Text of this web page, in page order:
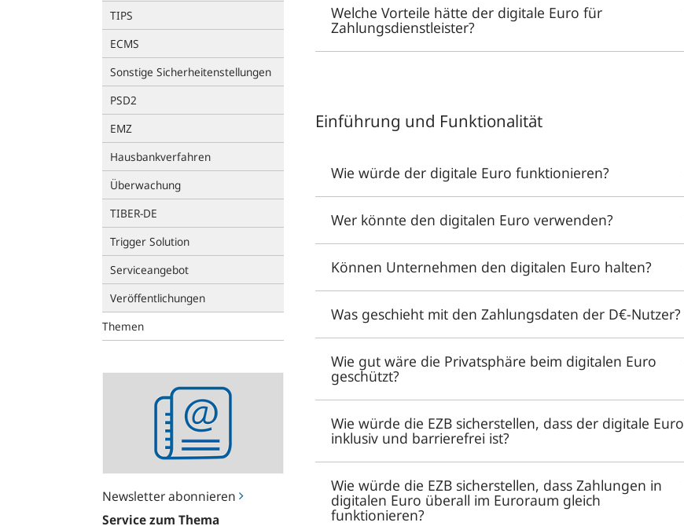
TIPS
ECMS
Sonstige Sicherheitenstellungen
PSD2
EMZ
Hausbankverfahren
Überwachung
TIBER-DE
Trigger Solution
Serviceangebot
Veröffentlichungen
Themen
Newsletter abonnieren
abonnieren
Service zum Thema
Welche Vorteile hätte der digitale Euro für
Zahlungsdienstleister?
Einführung und Funktionalität
Wie würde der digitale Euro funktionieren?
Wer könnte den digitalen Euro verwenden?
Können Unternehmen den digitalen Euro halten?
Was geschieht mit den Zahlungsdaten der D€-Nutzer?
Wie gut wäre die Privatsphäre beim digitalen Euro
geschützt?
Wie würde die EZB sicherstellen, dass der digitale Euro
inklusiv und barrierefrei ist?
Wie würde die EZB sicherstellen, dass Zahlungen in
digitalen Euro überall im Euroraum gleich
funktionieren?